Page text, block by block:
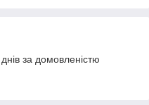
за домовленістю